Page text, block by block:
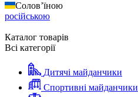
Солов’їною
російською
Каталог товарів
Всі категорії
Дитячі майданчики
Спортивні майданчики